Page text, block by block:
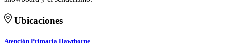
Ubicaciones
Atención Primaria Hawthorne